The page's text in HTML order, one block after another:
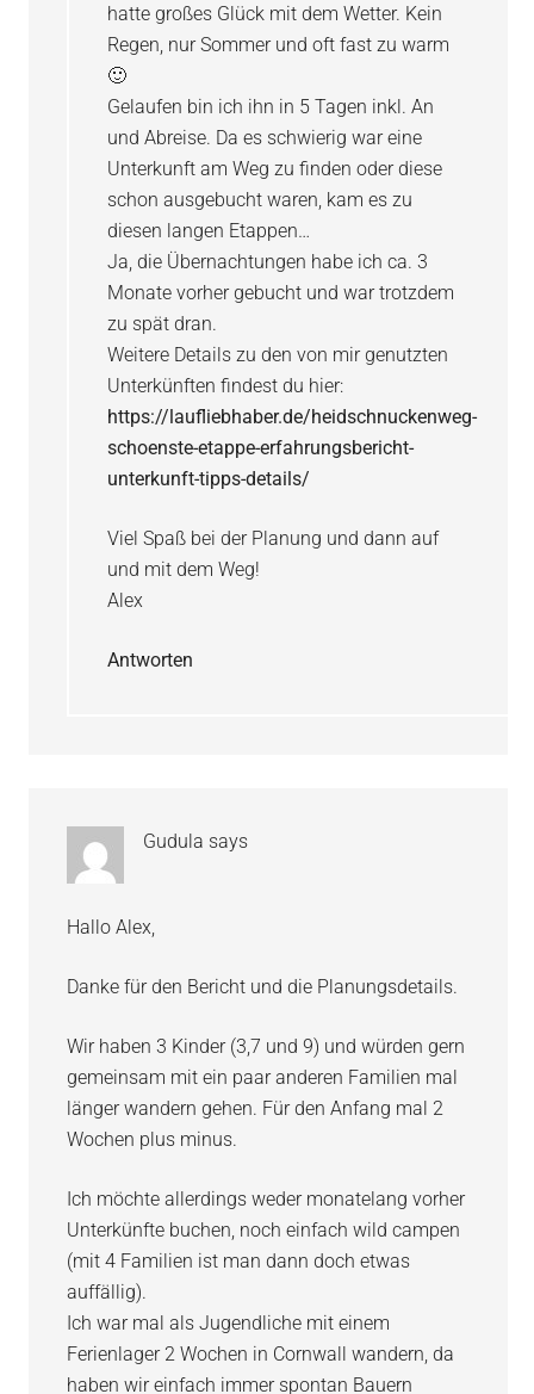
hatte großes Glück mit dem Wetter. Kein
Regen, nur Sommer und oft fast zu warm
🙂
Gelaufen bin ich ihn in 5 Tagen inkl. An
und Abreise. Da es schwierig war eine
Unterkunft am Weg zu finden oder diese
schon ausgebucht waren, kam es zu
diesen langen Etappen…
Ja, die Übernachtungen habe ich ca. 3
Monate vorher gebucht und war trotzdem
zu spät dran.
Weitere Details zu den von mir genutzten
Unterkünften findest du hier:
https://laufliebhaber.de/heidschnuckenweg-
schoenste-etappe-erfahrungsbericht-
unterkunft-tipps-details/
Viel Spaß bei der Planung und dann auf
und mit dem Weg!
Alex
Antworten
Gudula says
Hallo Alex,
Danke für den Bericht und die Planungsdetails.
Wir haben 3 Kinder (3,7 und 9) und würden gern
gemeinsam mit ein paar anderen Familien mal
länger wandern gehen. Für den Anfang mal 2
Wochen plus minus.
Ich möchte allerdings weder monatelang vorher
Unterkünfte buchen, noch einfach wild campen
(mit 4 Familien ist man dann doch etwas
auffällig).
Ich war mal als Jugendliche mit einem
Ferienlager 2 Wochen in Cornwall wandern, da
haben wir einfach immer spontan Bauern